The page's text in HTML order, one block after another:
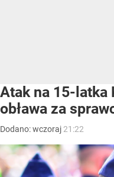
Atak na 15-latka
obława za
Dodano:wczoraj 21:22